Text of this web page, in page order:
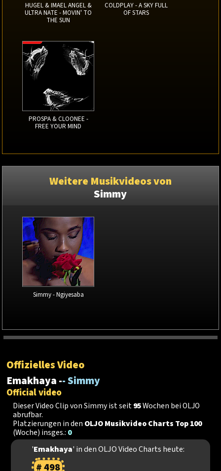
HUGEL & IMAEL ANGEL &
ULTRA NATE - MOVIN' TO
THE SUN
COLDPLAY - A SKY FULL
OF STARS
PROSPA & CLOONEE -
FREE YOUR MIND
Weitere Musikvideos von
Simmy
Simmy - Ngiyesaba
Offizielles Video
Emakhaya -- Simmy
Official video
Dieser Video Clip von Simmy ist seit95Wochen bei OLJO
abrufbar.
Platzierungen in den OLJO Musikvideo Charts Top 100
(Woche) insges.: 0
'Emakhaya' in den OLJO Video Charts heute:
# 498